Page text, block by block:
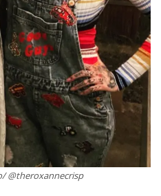
@theroxannecrisp